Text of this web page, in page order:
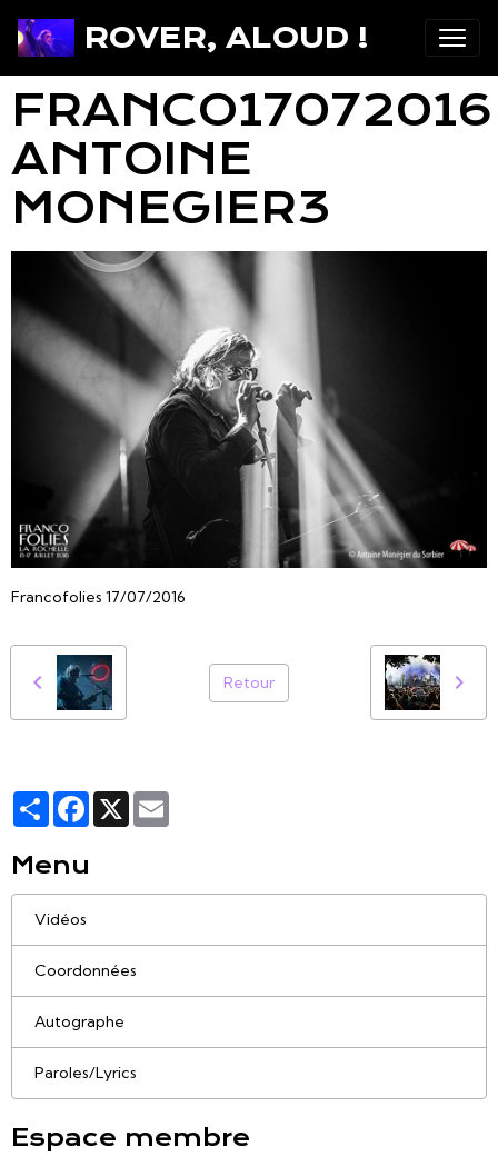
ROVER, ALOUD !
FRANCO17072016
ANTOINE
MONEGIER3
Francofolies 17/07/2016
Retour
PartagerFacebook
X
Menu
Vidéos
Coordonnées
Autographe
Paroles/Lyrics
Espace membre